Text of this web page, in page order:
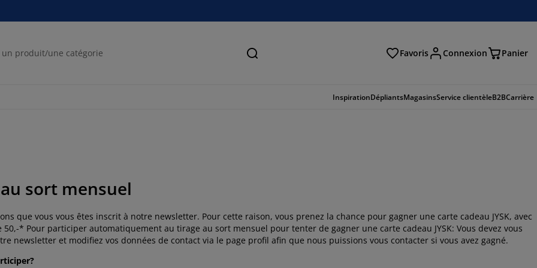
Recherche Favoris Connexion Panier
InspirationDépliantsMagasinsService clientèleB2BCarrière
sort mensuel
que vous vous êtes inscrit à notre newsletter. Pour cette raison, vous prenez la chance pour gagner une carte cadeau JYSK, avec
50,-* Pour participer automatiquement au tirage au sort mensuel pour tenter de gagner une carte cadeau JYSK: Vous devez vous
newsletter et modifiez vos données de contact via le page profil afin que nous puissions vous contacter si vous avez gagné.